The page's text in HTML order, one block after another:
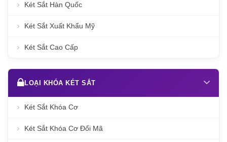
Két Sắt Hàn Quốc
Két Sắt Xuất Khẩu Mỹ
Két Sắt Cao Cấp
LOẠI KHÓA KÉT SẮT
Két Sắt Khóa Cơ
Két Sắt Khóa Cơ Đổi Mã